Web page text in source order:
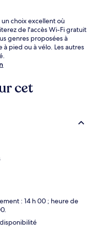
un choix excellent où
de l'accès Wi-Fi gratuit
genres proposées à
pied ou à vélo. Les autres
cet
: 14 h 00 ; heure de